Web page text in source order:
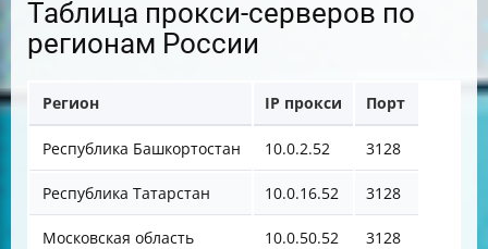
Таблица прокси-серверов по
регионам России
Регион IP прокси Порт
Республика Башкортостан 10.0.2.52 3128
Республика Татарстан 10.0.16.52 3128
Московская область 10.0.50.52 3128